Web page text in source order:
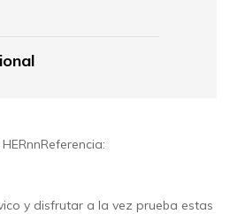
y disfrutar a la vez prueba estas